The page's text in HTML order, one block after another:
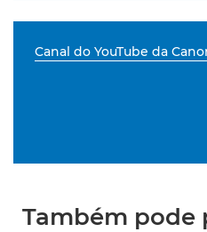
Canal do YouTube da
Também pode